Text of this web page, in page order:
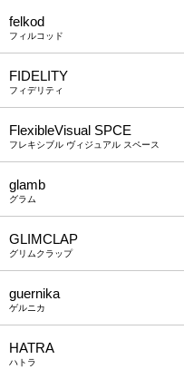
felkod
フィルコッド
FIDELITY
フィデリティ
FlexibleVisual SPCE
フレキシブル ヴィジュアル スペース
glamb
グラム
GLIMCLAP
グリムクラップ
guernika
ゲルニカ
HATRA
ハトラ